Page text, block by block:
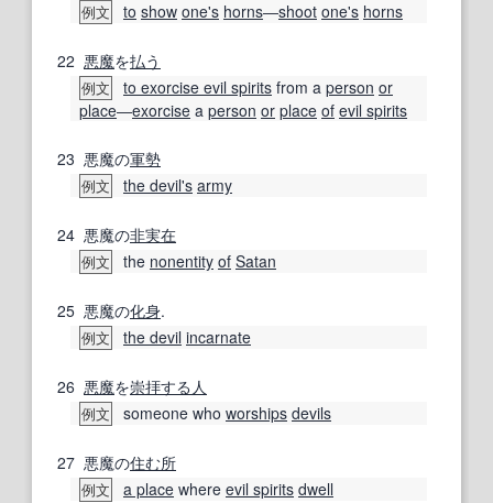
例文 to show one's horns―shoot one's horns
22 悪魔を払う
例文 to exorcise evil spirits from a person or
place―exorcise a person or place of evil spirits
23 悪魔の軍勢
例文 the devil's army
24 悪魔の非実在
例文 the nonentity of Satan
25 悪魔の化身.
例文 the devil incarnate
26 悪魔を崇拝する 人
例文 someone who worships devils
27 悪魔の住む所
例文 a place where evil spirits dwell